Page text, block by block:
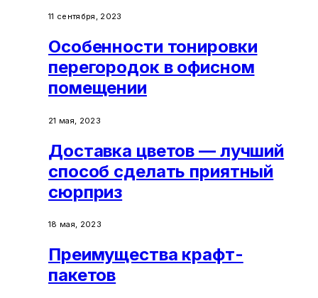
11 сентября, 2023
Особенности тонировки
перегородок в офисном
помещении
21 мая, 2023
Доставка цветов — лучший
способ сделать приятный
сюрприз
18 мая, 2023
Преимущества крафт-
пакетов